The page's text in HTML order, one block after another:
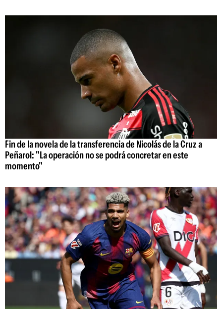
Fin de la novela de la transferencia de Nicolás de la Cruz a
Peñarol: "La operación no se podrá concretar en este
momento"